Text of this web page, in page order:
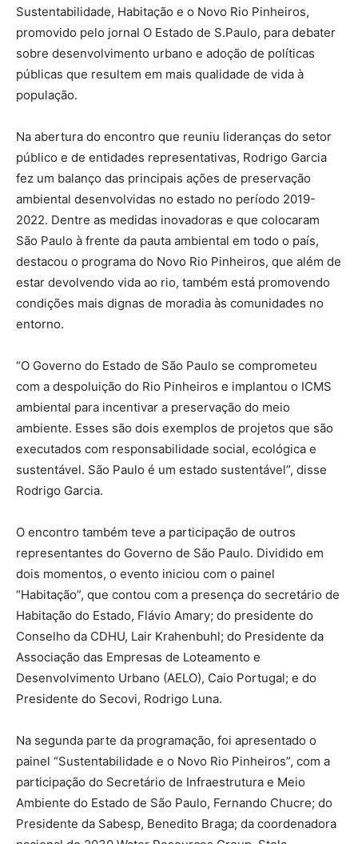
Sustentabilidade, Habitação e o Novo Rio Pinheiros,
promovido pelo jornal O Estado de S.Paulo, para debater
sobre desenvolvimento urbano e adoção de políticas
públicas que resultem em mais qualidade de vida à
população.
Na abertura do encontro que reuniu lideranças do setor
público e de entidades representativas, Rodrigo Garcia
fez um balanço das principais ações de preservação
ambiental desenvolvidas no estado no período 2019-
2022. Dentre as medidas inovadoras e que colocaram
São Paulo à frente da pauta ambiental em todo o país,
destacou o programa do Novo Rio Pinheiros, que além de
estar devolvendo vida ao rio, também está promovendo
condições mais dignas de moradia às comunidades no
entorno.
“O Governo do Estado de São Paulo se comprometeu
com a despoluição do Rio Pinheiros e implantou o ICMS
ambiental para incentivar a preservação do meio
ambiente. Esses são dois exemplos de projetos que são
executados com responsabilidade social, ecológica e
sustentável. São Paulo é um estado sustentável”, disse
Rodrigo Garcia.
O encontro também teve a participação de outros
representantes do Governo de São Paulo. Dividido em
dois momentos, o evento iniciou com o painel
“Habitação”, que contou com a presença do secretário de
Habitação do Estado, Flávio Amary; do presidente do
Conselho da CDHU, Lair Krahenbuhl; do Presidente da
Associação das Empresas de Loteamento e
Desenvolvimento Urbano (AELO), Caio Portugal; e do
Presidente do Secovi, Rodrigo Luna.
Na segunda parte da programação, foi apresentado o
painel “Sustentabilidade e o Novo Rio Pinheiros”, com a
participação do Secretário de Infraestrutura e Meio
Ambiente do Estado de São Paulo, Fernando Chucre; do
Presidente da Sabesp, Benedito Braga; da coordenadora